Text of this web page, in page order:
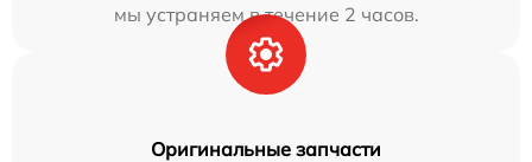
мы устраняем в течение 2 часов.
Оригинальные запчасти